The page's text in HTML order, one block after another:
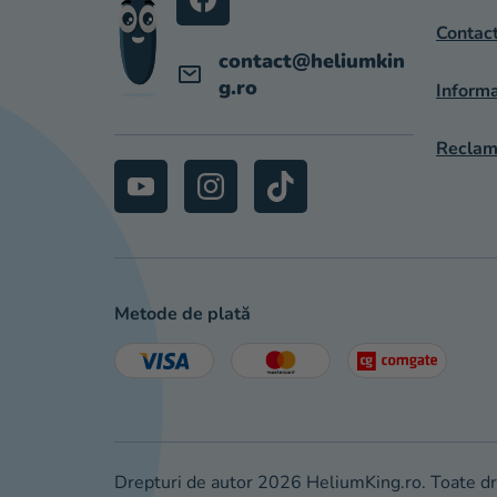
contact@heliumkin
g.ro
Metode de plată
Drepturi de autor 2026 HeliumKing.ro. Toate